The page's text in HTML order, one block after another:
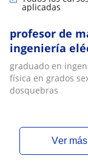
aplicadas
profesor de
ingeniería
niños,
graduado en
física en grados
dosquebras
ver más